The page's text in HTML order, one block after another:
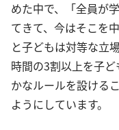
めた中で、「全員が
てきて、今はそこを
と子どもは対等な立
時間の3割以上を子
かなルールを設ける
ようにしています。